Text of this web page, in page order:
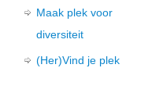
Maak plek voor
diversiteit
(Her)Vind je plek